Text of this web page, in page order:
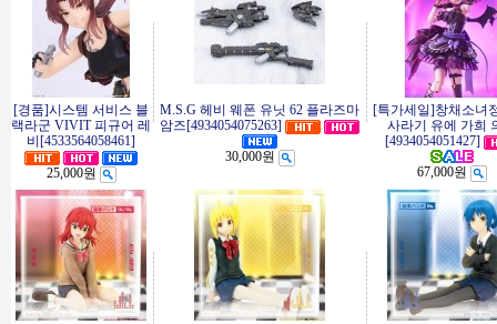
[경품]시스템 서비스 블
랙라군 VIVIT 피규어 레
비[4533564058461]
25,000원
M.S.G 헤비 웨폰 유닛 62 플라즈마
암즈[4934054075263]
30,000원
[특가세일]창채소녀
사라기 유에 가희
[4934054051427]
67,000원